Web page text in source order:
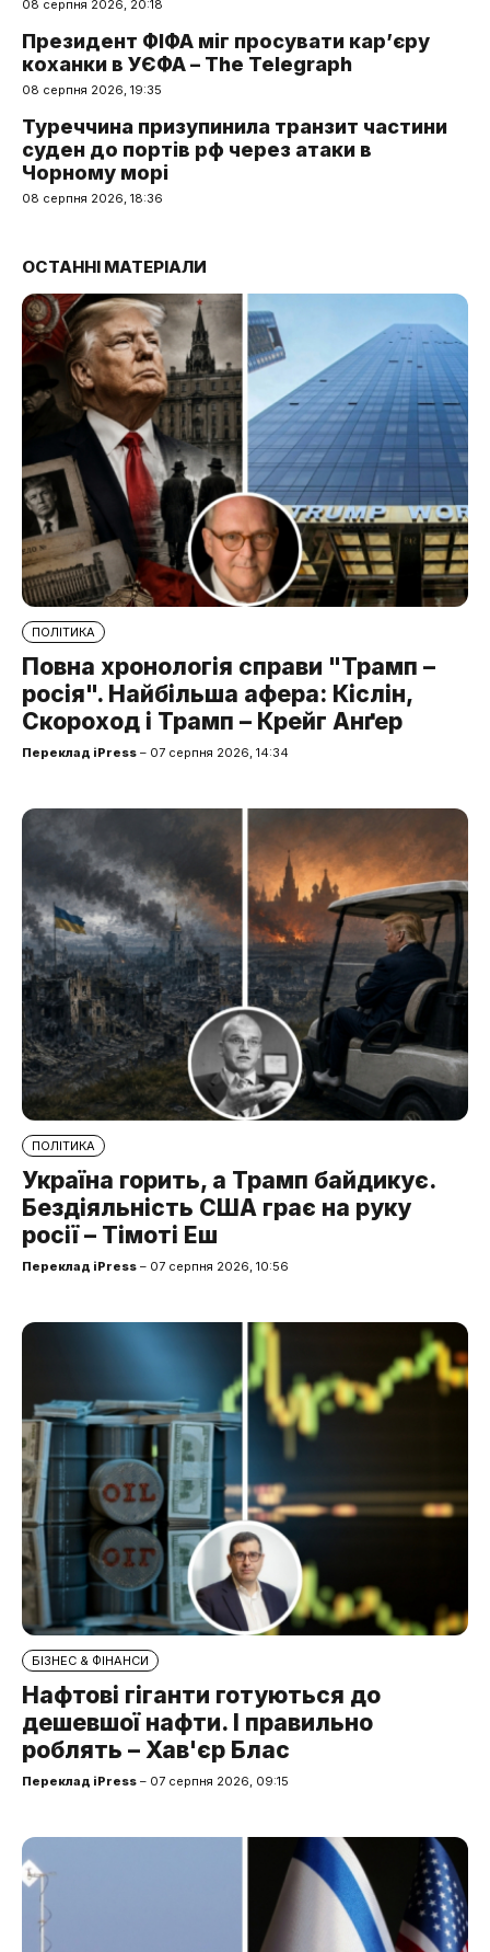
08 серпня 2026, 20:18
Президент ФІФА міг просувати кар’єру
коханки в УЄФА – The Telegraph
08 серпня 2026, 19:35
Туреччина призупинила транзит частини
суден до портів рф через атаки в
Чорному морі
08 серпня 2026, 18:36
ОСТАННІ МАТЕРІАЛИ
ПОЛІТИКА
Повна хронологія справи "Трамп –
росія". Найбільша афера: Кіслін,
Скороход і Трамп – Крейг Анґер
Переклад iPress – 07 серпня 2026, 14:34
ПОЛІТИКА
Україна горить, а Трамп байдикує.
Бездіяльність США грає на руку
росії – Тімоті Еш
Переклад iPress – 07 серпня 2026, 10:56
БІЗНЕС & ФІНАНСИ
Нафтові гіганти готуються до
дешевшої нафти. І правильно
роблять – Хав'єр Блас
Переклад iPress – 07 серпня 2026, 09:15